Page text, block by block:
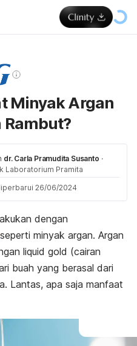
Minyak Argan
dr. Carla Pramudita Susanto ·
Laboratorium Pramita
26/06/2024
dengan
seperti minyak argan. Argan
liquid gold (cairan
buah yang berasal dari
Lantas, apa saja manfaat